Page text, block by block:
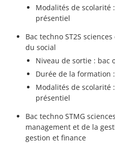
Modalités de scolarité
présentiel
Bac techno ST2S
du social
Niveau de sortie : bac
Durée de la formation
Modalités de scolarité
présentiel
Bac techno STMG
management et de la
gestion et finance